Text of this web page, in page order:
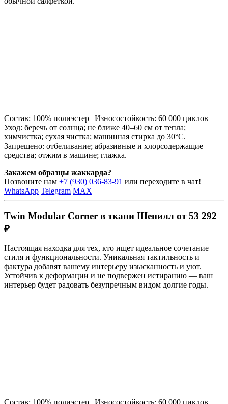
Состав: 100% полиэстер | Износостойкость: 60 000 циклов
Уход: беречь от солнца; не ближе 40–60 см от тепла;
химчистка; сухая чистка; машинная стирка до 30°C.
Запрещено: отбеливание; абразивные и хлорсодержащие
средства; отжим в машине; глажка.
Закажем образцы жаккарда?
Позвоните нам +7 (930) 036-83-91 или переходите в чат!
WhatsApp Telegram MAX
Twin Modular Corner в ткани Шенилл от 53 292
₽
Настоящая находка для тех, кто ищет идеальное сочетание
стиля и функциональности. Уникальная тактильность и
фактура добавят вашему интерьеру изысканность и уют.
Устойчив к деформации и не подвержен истиранию — ваш
интерьер будет радовать безупречным видом долгие годы.